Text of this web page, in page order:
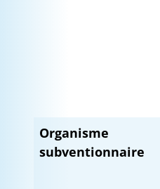
Organisme
subventionnaire